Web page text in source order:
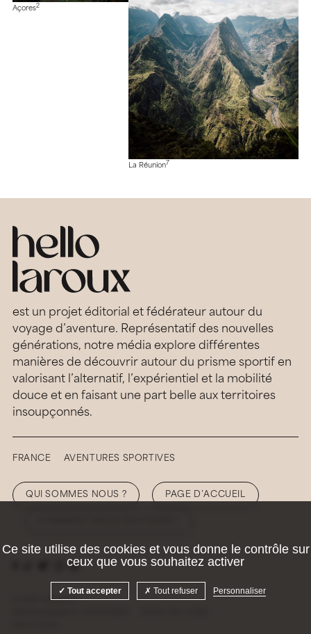
Açores2
La Réunion7
est un projet éditorial et fédérateur autour du
voyage d’aventure. Représentatif des nouvelles
générations, notre média explore différentes
manières de découvrir autour du prisme sportif en
valorisant l’alternatif, l’expérientiel et la mobilité
douce et en faisant une part belle aux territoires
insoupçonnés.
FRANCE AVENTURES SPORTIVES
QUI SOMMES NOUS ? PAGE D’ACCUEIL
© 2026 Hellolaroux
Ce site utilise des cookies et vous donne le contrôle sur
ceux que vous souhaitez activer
Tout accepter Tout refuser Personnaliser